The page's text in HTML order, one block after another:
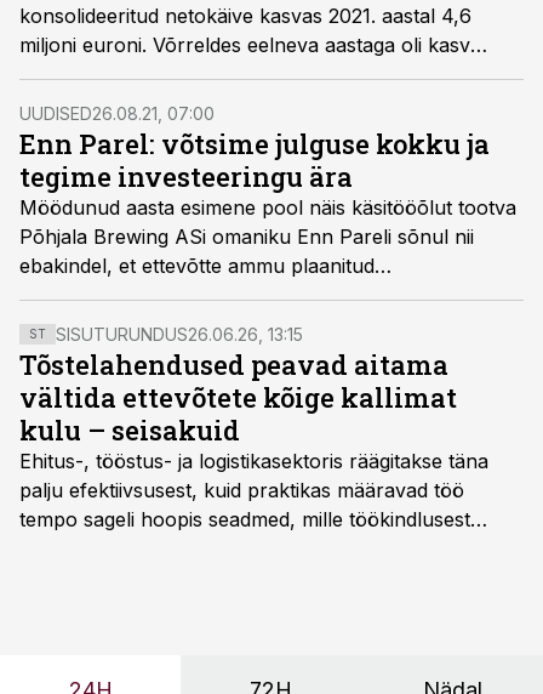
konsolideeritud netokäive kasvas 2021. aastal 4,6
miljoni euroni. Võrreldes eelneva aastaga oli kasv
enam kui 20%.
UUDISED26.08.21, 07:00
Enn Parel: võtsime julguse kokku ja
tegime investeeringu ära
Möödunud aasta esimene pool näis käsitööõlut tootva
Põhjala Brewing ASi omaniku Enn Pareli sõnul nii
ebakindel, et ettevõtte ammu plaanitud
investeerimisprojektiga ehk uue purgiliini soetamisega
oli lihtsalt raske edasi minna. “Kui KIKist toetuse taha
saime, võtsime julguse kokku ja tegime ka omalt poolt
küllaltki suure investeeringu,” sõnab Parel.
ST SISUTURUNDUS26.06.26, 13:15
Tõstelahendused peavad aitama
vältida ettevõtete kõige kallimat
kulu – seisakuid
Ehitus-, tööstus- ja logistikasektoris räägitakse täna
palju efektiivsusest, kuid praktikas määravad töö
tempo sageli hoopis seadmed, mille töökindlusest